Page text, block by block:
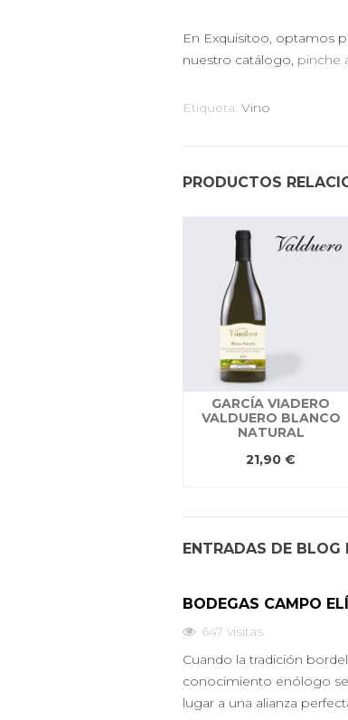
En Exquisitoo, optamos
nuestro catálogo, pinche
Etiqueta: Vino
PRODUCTOS
GARCÍA VIADERO
VALDUERO BLANCO
NATURAL
21,90 €
ENTRADAS DE BLOG
BODEGAS CAMPO
647 visitas
Cuando la tradición
conocimiento enólogo
lugar a una alianza